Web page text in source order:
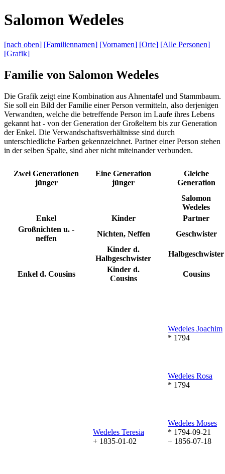
SalomonWedeles
[nach oben] [Familiennamen] [Vornamen] [Orte] [Alle Personen]
[Grafik]
Familie von Salomon Wedeles
Die Grafik zeigt eine Kombination aus Ahnentafel und Stammbaum.
Sie soll ein Bild der Familie einer Person vermitteln, also derjenigen
Verwandten, welche die betreffende Person im Laufe ihres Lebens
gekannt hat - von der Generation der Großeltern bis zur Generation
der Enkel. Die Verwandschaftsverhältnisse sind durch
unterschiedliche Farben gekennzeichnet. Partner einer Person stehen
in der selben Spalte, sind aber nicht miteinander verbunden.
Zwei Generationen
jünger
Eine Generation
jünger
Gleiche
Generation
Salomon
Wedeles
Enkel
Kinder
Partner
Großnichten u. -
neffen
Nichten, Neffen
Geschwister
Kinder d.
Halbgeschwister
Halbgeschwister
Enkel d. Cousins
Kinder d.
Cousins
Cousins
Wedeles Joachim
* 1794
Wedeles Rosa
* 1794
Wedeles Teresia
+ 1835-01-02
Wedeles Moses
* 1794-09-21
+ 1856-07-18